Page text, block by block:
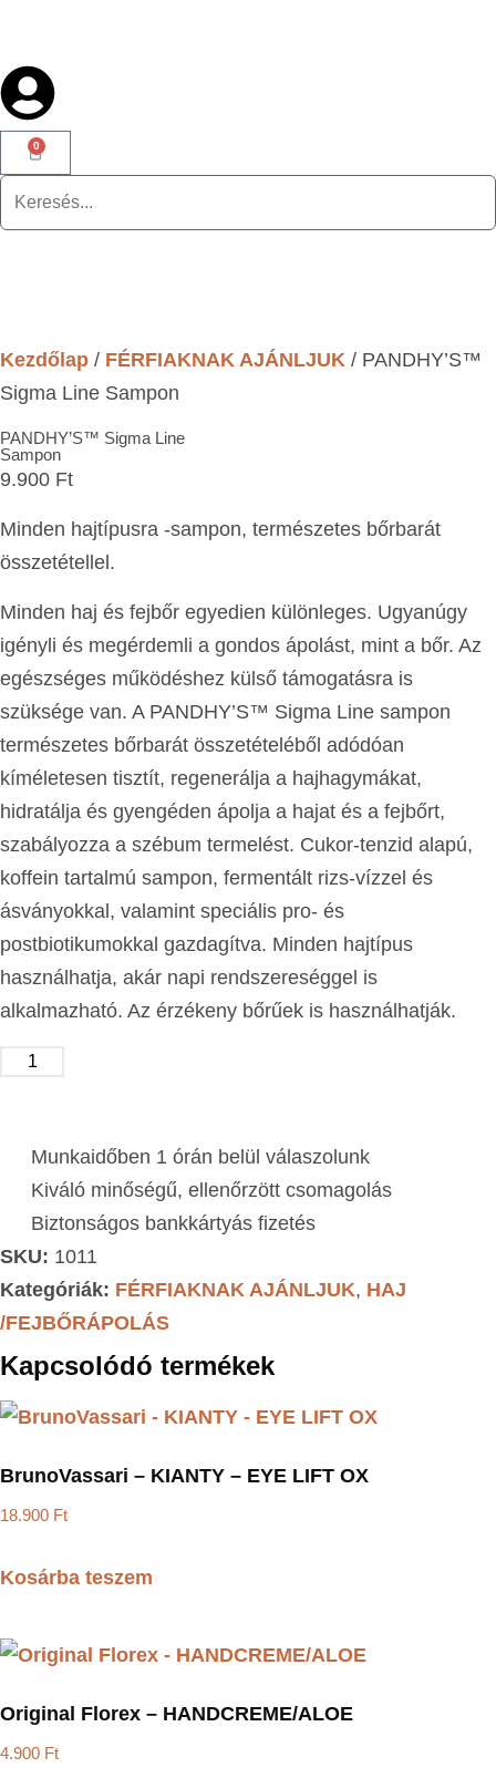
0
Kezdőlap / FÉRFIAKNAK AJÁNLJUK / PANDHY’S™
Sigma Line Sampon
PANDHY’S™ Sigma Line
Sampon
9.900 Ft
Minden hajtípusra -sampon, természetes bőrbarát
összetétellel.
Minden haj és fejbőr egyedien különleges. Ugyanúgy
igényli és megérdemli a gondos ápolást, mint a bőr. Az
egészséges működéshez külső támogatásra is
szüksége van. A PANDHY’S™ Sigma Line sampon
természetes bőrbarát összetételéből adódóan
kíméletesen tisztít, regenerálja a hajhagymákat,
hidratálja és gyengéden ápolja a hajat és a fejbőrt,
szabályozza a szébum termelést. Cukor-tenzid alapú,
koffein tartalmú sampon, fermentált rizs-vízzel és
ásványokkal, valamint speciális pro- és
postbiotikumokkal gazdagítva. Minden hajtípus
használhatja, akár napi rendszereséggel is
alkalmazható. Az érzékeny bőrűek is használhatják.
Munkaidőben 1 órán belül válaszolunk
Kiváló minőségű, ellenőrzött csomagolás
Biztonságos bankkártyás fizetés
SKU: 1011
Kategóriák: FÉRFIAKNAK AJÁNLJUK, HAJ
/FEJBŐRÁPOLÁS
Kapcsolódó termékek
BrunoVassari – KIANTY – EYE LIFT OX
18.900 Ft
Kosárba teszem
Original Florex – HANDCREME/ALOE
4.900 Ft